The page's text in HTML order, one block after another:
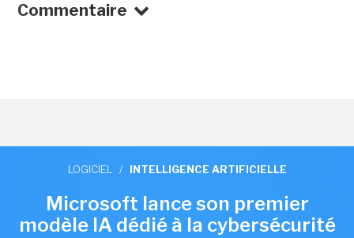
Commentaire
LOGICIEL / INTELLIGENCE ARTIFICIELLE
Microsoft lance son premier
modèle IA dédié à la cybersécurité